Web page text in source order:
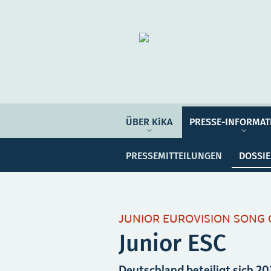
ÜBER KiKA PRESSE-
PRESSEMITTEILUNGEN
ÜBER KIKA
PRESSE-INFORMATIONEN
Programmwoche
JUNIOR EUROVISION SONG
Junior ESC